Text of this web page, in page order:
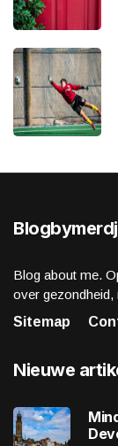
Blog about me.
over gezondheid,
Sitemap
Nieuwe